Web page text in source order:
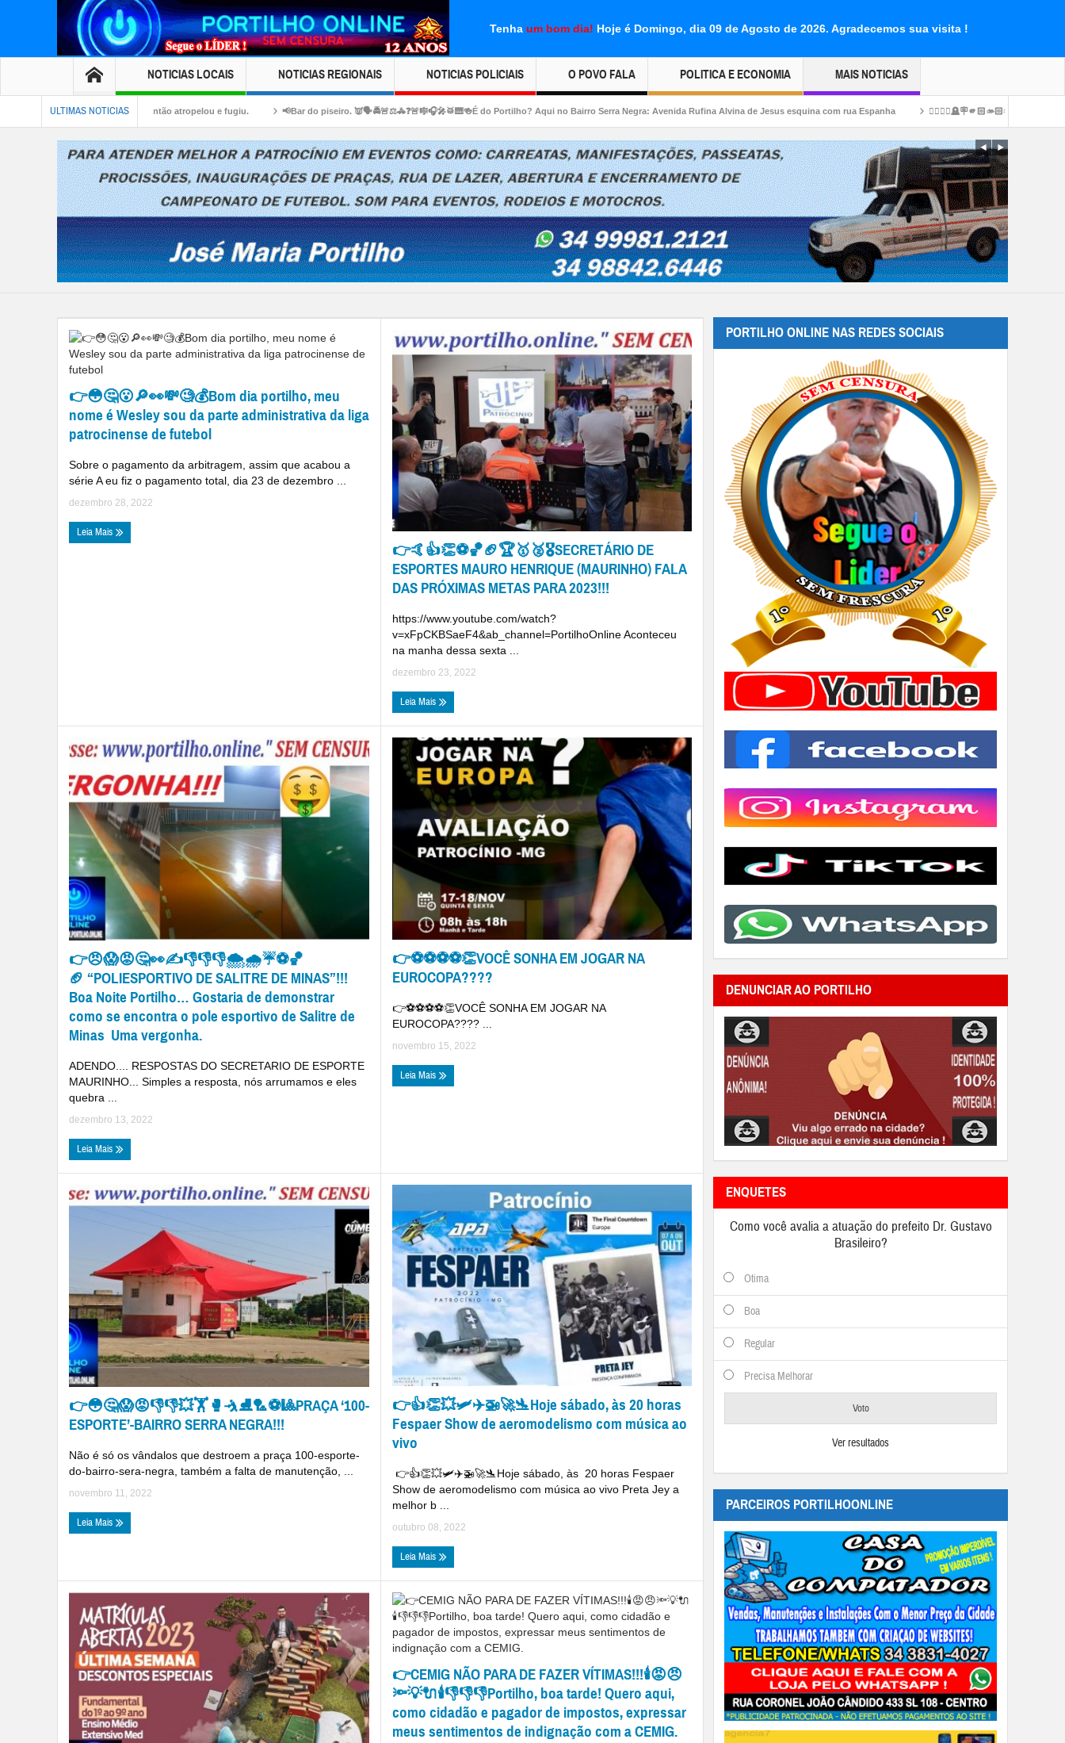
Tenha um bom dia! Hoje é Domingo, dia 09 de Agosto de 2026. Agradecemos sua visita !
NOTICIAS LOCAIS NOTICIAS REGIONAIS NOTICIAS POLICIAIS O POVO FALA POLITICA E ECONOMIA MAIS NOTICIAS
ULTIMAS NOTICIAS
o valentão atropelou e fugiu. 📢Bar do piseiro. 👿🗣🚔🚨⚖🚓❓🚨🎼🎧🎤🥁🎹🍻É do Portilho? Aqui no Bairro Serra Negra: Avenida Rufina Alvina de Jesus esquina com rua Espanha 👉🏻👏🏻🪦🪧🫵🏻🫴🏻🤙🏻👍🏻Cemitério 🪦 de
já foi piada” — agora é melhor amarrar as bancas para não cair em cima dos feirantes!
👉😳🤔😮🔎👀💸🧐💰Bom dia portilho, meu
nome é Wesley sou da parte administrativa da liga
patrocinense de futebol
Sobre o pagamento da arbitragem, assim que acabou a
série A eu fiz o pagamento total, dia 23 de dezembro ...
dezembro 28, 2022
Leia Mais
👉🤙👍👏⚽🏀🏈🏆🥇🥈🎖SECRETÁRIO DE
ESPORTES MAURO HENRIQUE (MAURINHO) FALA
DAS PRÓXIMAS METAS PARA 2023!!!
https://www.youtube.com/watch?
v=xFpCKBSaeF4&ab_channel=PortilhoOnline Aconteceu
na manha dessa sexta ...
dezembro 23, 2022
Leia Mais
👉😠😱😡🤔👀✍👎👎👎🌨🌧☔⚽🏀
🏈 “POLIESPORTIVO DE SALITRE DE MINAS”!!!
Boa Noite Portilho… Gostaria de demonstrar
como se encontra o pole esportivo de Salitre de
Minas Uma vergonha.
ADENDO.... RESPOSTAS DO SECRETARIO DE ESPORTE
MAURINHO... Simples a resposta, nós arrumamos e eles
quebra ...
dezembro 13, 2022
Leia Mais
👉⚽⚽⚽⚽👏VOCÊ SONHA EM JOGAR NA
EUROCOPA????
👉⚽⚽⚽⚽👏VOCÊ SONHA EM JOGAR NA
EUROCOPA???? ...
novembro 15, 2022
Leia Mais
👉😳🤔😱😡👎👎💥🏋🥊🤺⛸🏸⚽🎱PRAÇA ‘100-
ESPORTE’-BAIRRO SERRA NEGRA!!!
Não é só os vândalos que destroem a praça 100-esporte-
do-bairro-sera-negra, também a falta de manutenção, ...
novembro 11, 2022
Leia Mais
👉👍👏💥🛩✈🚁🚀🛬Hoje sábado, às 20 horas
Fespaer Show de aeromodelismo com música ao
vivo
👉👍👏💥🛩✈🚁🚀🛬Hoje sábado, às 20 horas Fespaer
Show de aeromodelismo com música ao vivo Preta Jey a
melhor b ...
outubro 08, 2022
Leia Mais
👉CEMIG NÃO PARA DE FAZER VÍTIMAS!!!🕯😡😠
🔦💡🔌🕯👎👎👎Portilho, boa tarde! Quero aqui,
como cidadão e pagador de impostos, expressar
meus sentimentos de indignação com a CEMIG.
PORTILHO ONLINE NAS REDES SOCIAIS
DENUNCIAR AO PORTILHO
ENQUETES
Como você avalia a atuação do prefeito Dr. Gustavo
Brasileiro?
Otima
Boa
Regular
Precisa Melhorar
Ver resultados
PARCEIROS PORTILHOONLINE